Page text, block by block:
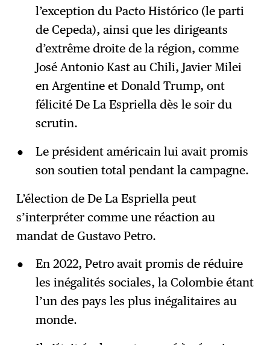
l’exception du Pacto Histórico (le parti
de Cepeda), ainsi que les dirigeants
d’extrême droite de la région, comme
José Antonio Kast au Chili, Javier Milei
en Argentine et Donald Trump, ont
félicité De La Espriella dès le soir du
scrutin.
Le président américain lui avait promis
son soutien total pendant la campagne.
L’élection de De La Espriella peut
s’interpréter comme une réaction au
mandat de Gustavo Petro.
En 2022, Petro avait promis de réduire
les inégalités sociales, la Colombie étant
l’un des pays les plus inégalitaires au
monde.